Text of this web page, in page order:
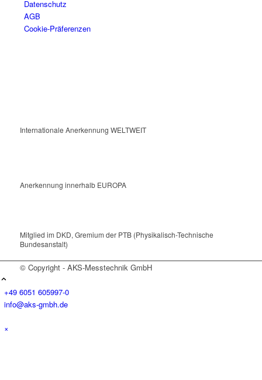
Datenschutz
AGB
Cookie-Präferenzen
Internationale Anerkennung WELTWEIT
Anerkennung innerhalb EUROPA
Mitglied im DKD, Gremium der PTB (Physikalisch-Technische
Bundesanstalt)
© Copyright - AKS-Messtechnik GmbH
+49 6051 605997-0
info@aks-gmbh.de
×